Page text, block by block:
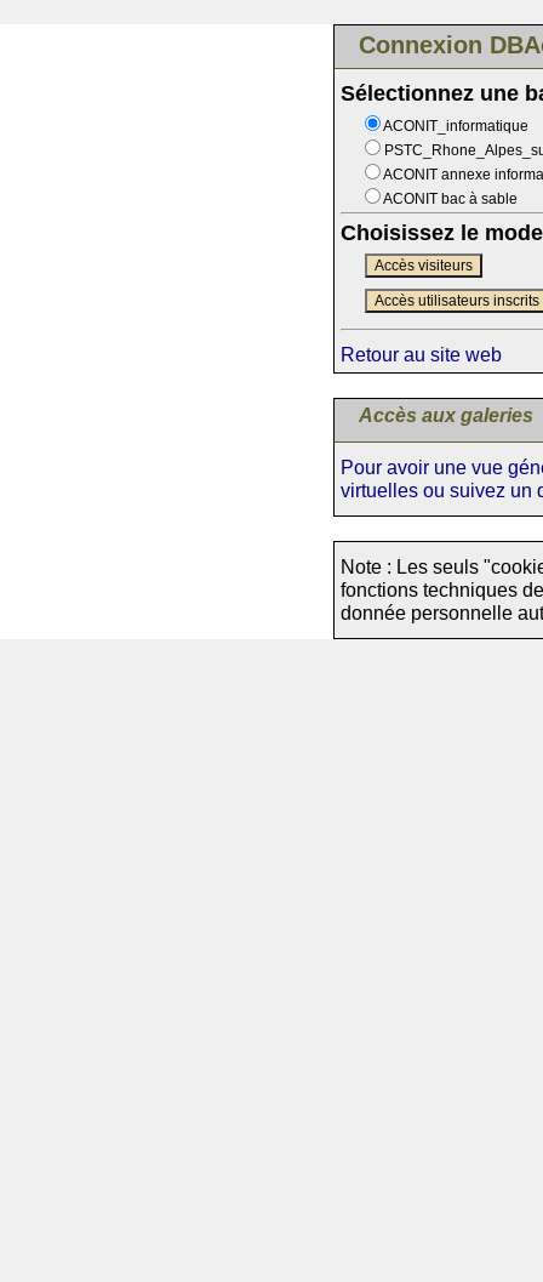
Connexion
Sélectionnez une
ACONIT_informatique
ACONIT annexe
ACONIT bac à sable
Choisissez le
Accès visiteurs
Accès utilisateurs inscrits
Retour au site web
Accès aux galeries
Pour avoir une vue
virtuelles ou suivez un
Note : Les seuls
fonctions techniques
donnée personnelle